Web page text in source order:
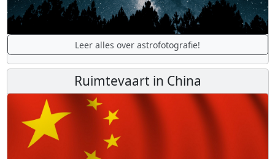
Leer alles over astrofotografie!
Ruimtevaart in China